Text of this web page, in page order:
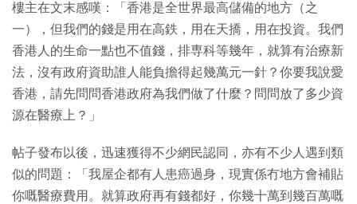
樓主在文末感嘆：「香港是全世界最高儲備的地方（之
一），但我們的錢是用在高鉄，用在天撟，用在投資。我們
香港人的生命一點也不值錢，排専科等幾年，就算有治療新
法，沒有政府資助誰人能負擔得起幾萬元一針？你要我說愛
香港，請先問問香港政府為我們做了什麼？問問放了多少資
源在醫療上？」
帖子發布以後，迅速獲得不少網民認同，亦有不少人遇到類
似的問題：「我屋企都有人患癌過身，現實係冇地方會補貼
你嘅醫療費用。就算政府再有錢都好，你幾十萬到幾百萬嘅